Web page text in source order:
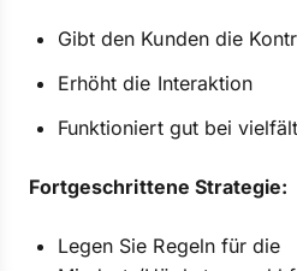
Gibt den Kunden die
Erhöht die Interaktion
Funktioniert gut bei
Fortgeschrittene Strategie:
Legen Sie Regeln für die